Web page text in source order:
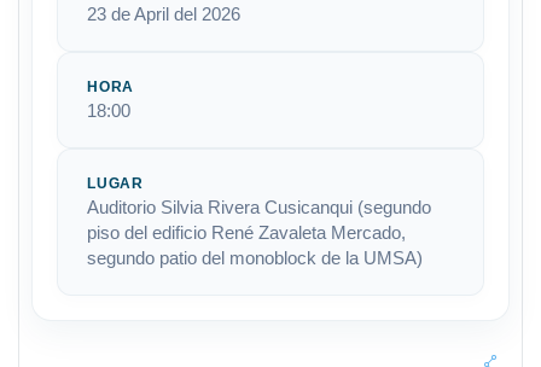
23 de April del 2026
HORA
18:00
LUGAR
Auditorio Silvia Rivera Cusicanqui (segundo
piso del edificio René Zavaleta Mercado,
segundo patio del monoblock de la UMSA)